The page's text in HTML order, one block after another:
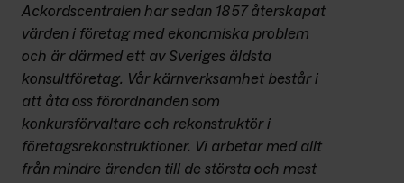
Ackordscentralen har sedan 1857 återskapat
värden i företag med ekonomiska problem
och är därmed ett av Sveriges äldsta
konsultföretag. Vår kärnverksamhet består i
att åta oss förordnanden som
konkursförvaltare och rekonstruktör i
företagsrekonstruktioner. Vi arbetar med allt
från mindre ärenden till de största och mest